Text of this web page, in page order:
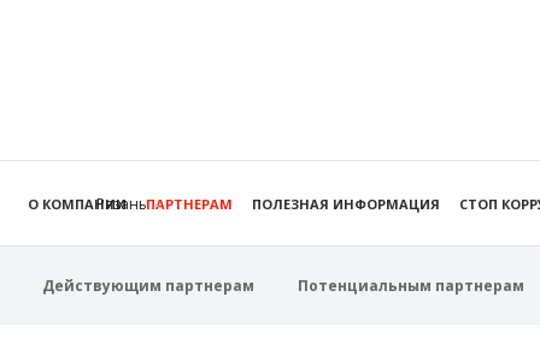
Рязань
О КОМПАНИИ ПАРТНЕРАМ ПОЛЕЗНАЯ ИНФОРМАЦИЯ СТОП
Действующим партнерам Потенциальным партнерам